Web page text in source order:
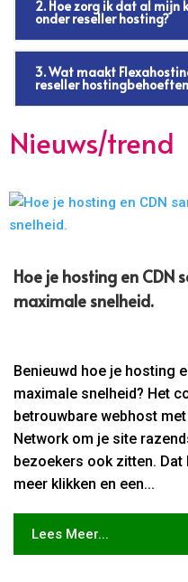
2. Hoe zorg ik dat al
onder reseller hosting?
3. Wat maakt
reseller
Nieuws/trend
Hoe je hosting en CDN
maximale snelheid.​
Benieuwd hoe je hosting
maximale snelheid? Het
betrouwbare webhost
Network om je site
bezoekers ook zitten.
meer klikken en een...
Lees Meer...